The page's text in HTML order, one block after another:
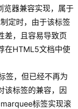
览器兼容实现，属于
定时，由于该标签
差，且容易导致页
在HTML5文档中使
签，但已经不再为
该标签的兼容，因
标签实现滚